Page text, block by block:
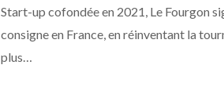
Start-up cofondée en 2021, Le Fourgon
consigne en France, en réinventant la
plus…